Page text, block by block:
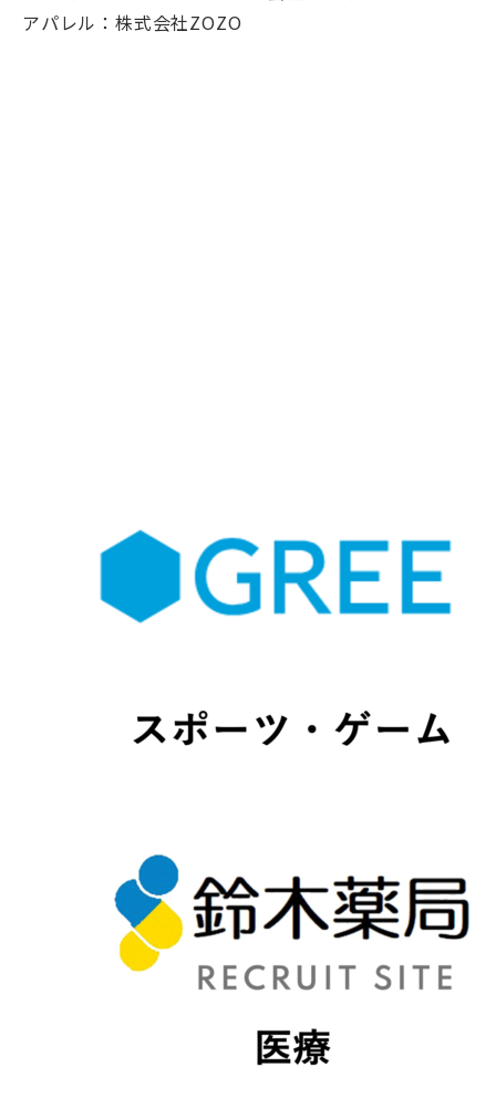
アパレル：株式会社ZOZO